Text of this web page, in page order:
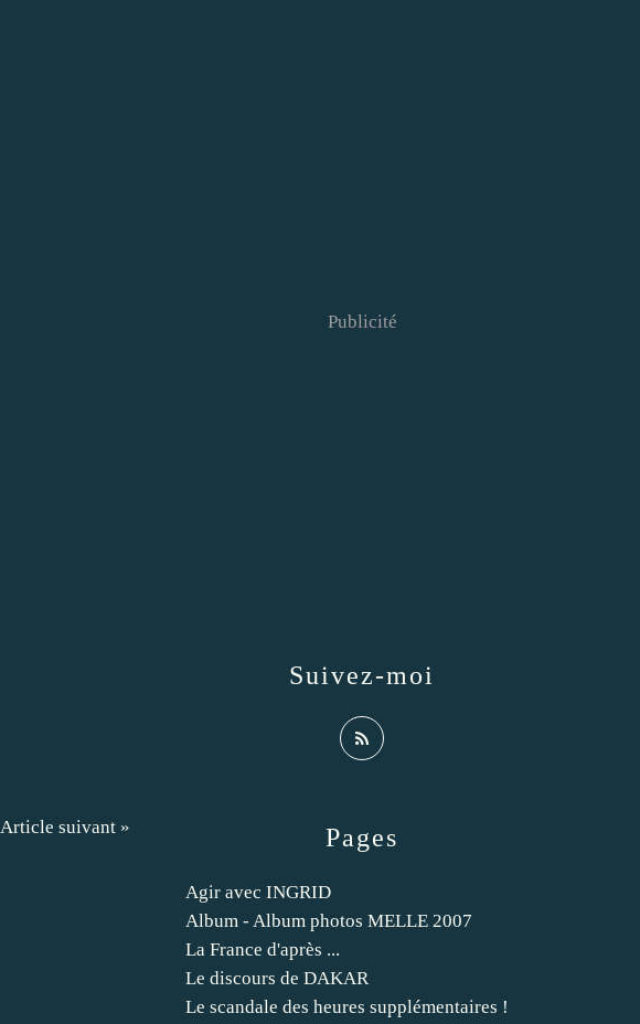
Article suivant » Pages
Agir avec INGRID
Album - Album photos MELLE 2007
La France d'après ...
Le discours de DAKAR
Le scandale des heures supplémentaires !
Suivez-moi
Publicité